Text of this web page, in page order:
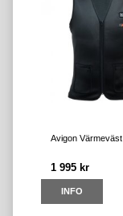
Avigon Värmeväst
1 995 kr
INFO